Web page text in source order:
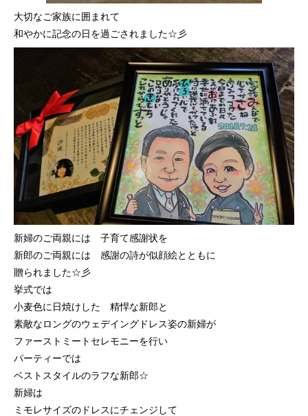
大切なご家族に囲まれて
和やかに記念の日を過ごされました☆彡
新婦のご両親には 子育て感謝状を
新郎のご両親には 感謝の詩が似顔絵とともに
贈られました☆彡
挙式では
小麦色に日焼けした 精悍な新郎と
素敵なロングのウェデイングドレス姿の新婦が
ファーストミートセレモニーを行い
パーティーでは
ベストスタイルのラフな新郎☆
新婦は
ミモレサイズのドレスにチェンジして